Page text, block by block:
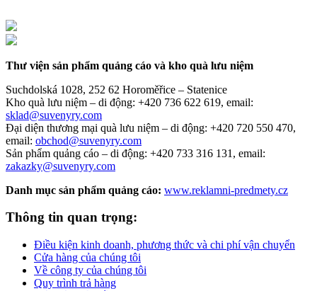
Thư viện sản phẩm quảng cáo và kho quà lưu niệm
Suchdolská 1028, 252 62 Horoměřice – Statenice
Kho quà lưu niệm – di động: +420 736 622 619, email:
sklad@suvenyry.com
Đại diện thương mại quà lưu niệm – di động: +420 720 550 470,
email: obchod@suvenyry.com
Sản phẩm quảng cáo – di động: +420 733 316 131, email:
zakazky@suvenyry.com
Danh mục sản phẩm quảng cáo: www.reklamni-predmety.cz
Thông tin quan trọng:
Điều kiện kinh doanh, phương thức và chi phí vận chuyển
Cửa hàng của chúng tôi
Về công ty của chúng tôi
Quy trình trả hàng